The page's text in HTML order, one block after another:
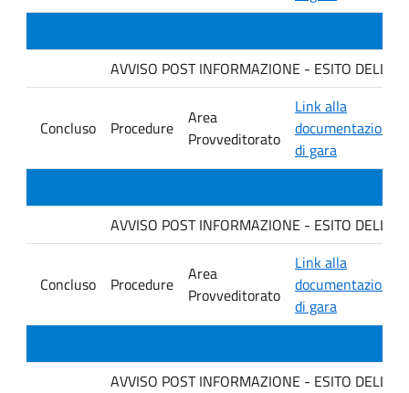
AVVISO POST INFORMAZIONE - ESITO DELLA
Concluso Procedure
Area
Provveditorato
Link alla
documentazione
di gara
AVVISO POST INFORMAZIONE - ESITO DELLA
Concluso Procedure
Area
Provveditorato
Link alla
documentazione
di gara
AVVISO POST INFORMAZIONE - ESITO